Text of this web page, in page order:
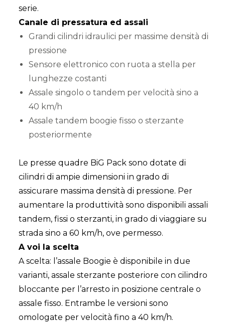
serie.
Canale di pressatura ed assali
Grandi cilindri idraulici per massime densità di
pressione
Sensore elettronico con ruota a stella per
lunghezze costanti
Assale singolo o tandem per velocità sino a
40 km/h
Assale tandem boogie fisso o sterzante
posteriormente
Le presse quadre BiG Pack sono dotate di
cilindri di ampie dimensioni in grado di
assicurare massima densità di pressione. Per
aumentare la produttività sono disponibili assali
tandem, fissi o sterzanti, in grado di viaggiare su
strada sino a 60 km/h, ove permesso.
A voi la scelta
A scelta: l’assale Boogie è disponibile in due
varianti, assale sterzante posteriore con cilindro
bloccante per l’arresto in posizione centrale o
assale fisso. Entrambe le versioni sono
omologate per velocità fino a 40 km/h.